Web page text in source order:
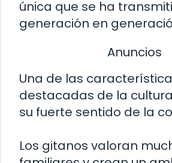
única que se ha
generación en
Anuncios
Una de las
destacadas de la
su fuerte sentido de la
Los gitanos valoran